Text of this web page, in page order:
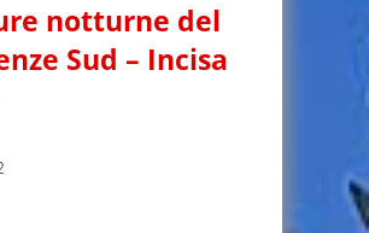
notturne del
Sud – Incisa